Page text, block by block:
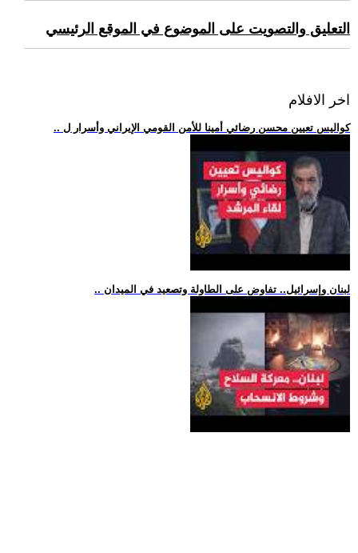
التعليق والتصويت على الموضوع في الموقع الرئيسي
اخر الافلام
.. كواليس تعيين محسن رضائي أمينا للأمن القومي الإيراني وأسرار ل
.. لبنان وإسرائيل.. تفاوض على الطاولة وتصعيد في الميدان